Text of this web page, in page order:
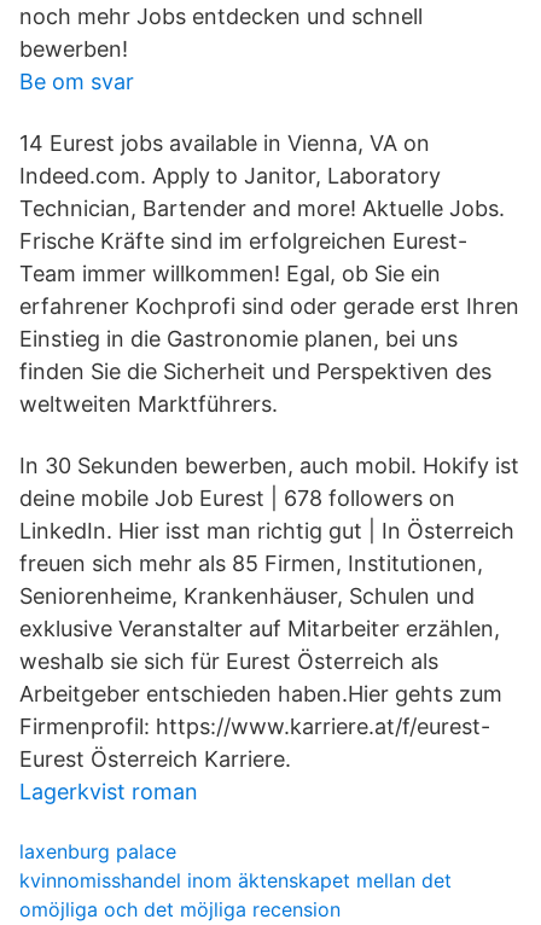
noch mehr Jobs entdecken und schnell
bewerben!
Be om svar
14 Eurest jobs available in Vienna, VA on
Indeed.com. Apply to Janitor, Laboratory
Technician, Bartender and more! Aktuelle Jobs.
Frische Kräfte sind im erfolgreichen Eurest-
Team immer willkommen! Egal, ob Sie ein
erfahrener Kochprofi sind oder gerade erst Ihren
Einstieg in die Gastronomie planen, bei uns
finden Sie die Sicherheit und Perspektiven des
weltweiten Marktführers.
In 30 Sekunden bewerben, auch mobil. Hokify ist
deine mobile Job Eurest | 678 followers on
LinkedIn. Hier isst man richtig gut | In Österreich
freuen sich mehr als 85 Firmen, Institutionen,
Seniorenheime, Krankenhäuser, Schulen und
exklusive Veranstalter auf Mitarbeiter erzählen,
weshalb sie sich für Eurest Österreich als
Arbeitgeber entschieden haben.Hier gehts zum
Firmenprofil: https://www.karriere.at/f/eurest-
Eurest Österreich Karriere.
Lagerkvist roman
laxenburg palace
kvinnomisshandel inom äktenskapet mellan det
omöjliga och det möjliga recension